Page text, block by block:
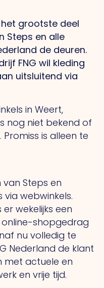
het grootste deel
Steps en alle
de deuren.
FNG wil kleding
uitsluitend via
in Weert,
nog niet bekend of
is alleen te
Steps en
webwinkels.
er wekelijks een
online-shopgedrag
nu volledig te
Nederland de klant
met actuele en
en vrije tijd.